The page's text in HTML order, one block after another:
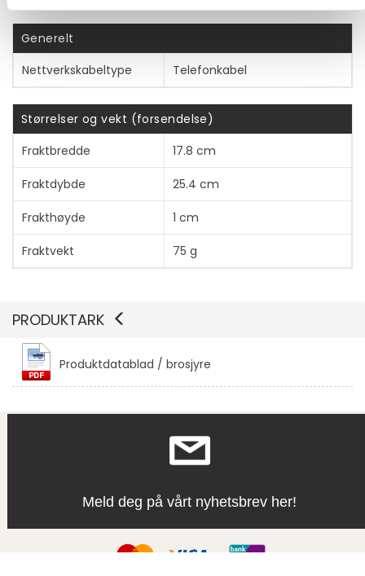
Vis mer
Vis mer
Generelt
Nettverkskabeltype
Telefonkabel
Størrelser og vekt (forsendelse)
Fraktbredde
17.8 cm
Fraktdybde 25.4 cm
Frakthøyde 1 cm
Fraktvekt 75 g
PRODUKTARK
Produktdatablad / brosjyre
Meld deg på vårt nyhetsbrev her!